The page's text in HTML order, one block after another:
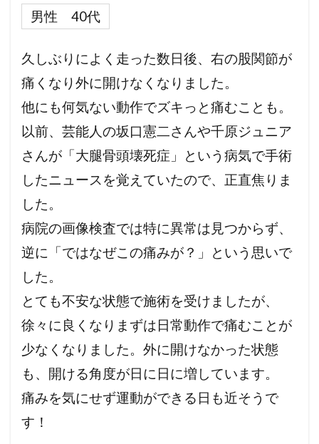
男性 40代
久しぶりによく走った数日後、右の股関節が
痛くなり外に開けなくなりました。
他にも何気ない動作でズキっと痛むことも。
以前、芸能人の坂口憲二さんや千原ジュニア
さんが「大腿骨頭壊死症」という病気で手術
したニュースを覚えていたので、正直焦りま
した。
病院の画像検査では特に異常は見つからず、
逆に「ではなぜこの痛みが？」という思いで
した。
とても不安な状態で施術を受けましたが、
徐々に良くなりまずは日常動作で痛むことが
少なくなりました。外に開けなかった状態
も、開ける角度が日に日に増しています。
痛みを気にせず運動ができる日も近そうで
す！